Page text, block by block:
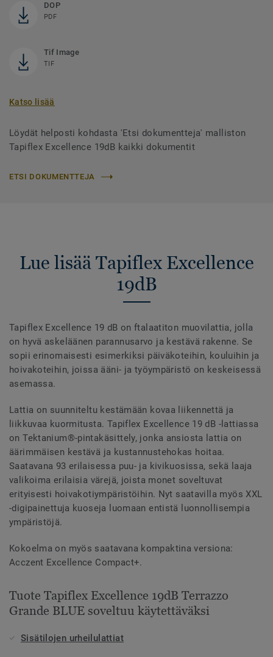
DOP
PDF
Tif Image
TIF
Katso lisää
Löydät helposti kohdasta 'Etsi dokumentteja' malliston
Tapiflex Excellence 19dB kaikki dokumentit
ETSI DOKUMENTTEJA
Lue lisää Tapiflex Excellence
19dB
Tapiflex Excellence 19 dB on ftalaatiton muovilattia, jolla
on hyvä askeläänen parannusarvo ja kestävä rakenne. Se
sopii erinomaisesti esimerkiksi päiväkoteihin, kouluihin ja
hoivakoteihin, joissa ääni- ja työympäristö on keskeisessä
asemassa.
Lattia on suunniteltu kestämään kovaa liikennettä ja
liikkuvaa kuormitusta. Tapiflex Excellence 19 dB -lattiassa
on Tektanium®-pintakäsittely, jonka ansiosta lattia on
äärimmäisen kestävä ja kustannustehokas hoitaa.
Saatavana 93 erilaisessa puu- ja kivikuosissa, sekä laaja
valikoima erilaisia värejä, joista monet soveltuvat
erityisesti hoivakotiympäristöihin. Nyt saatavilla myös XXL
-digipainettuja kuoseja luomaan entistä luonnollisempia
ympäristöjä.
Kokoelma on myös saatavana kompaktina versiona:
Acczent Excellence Compact+.
Tuote Tapiflex Excellence 19dB Terrazzo
Grande BLUE soveltuu käytettäväksi
Sisätilojen urheilulattiat